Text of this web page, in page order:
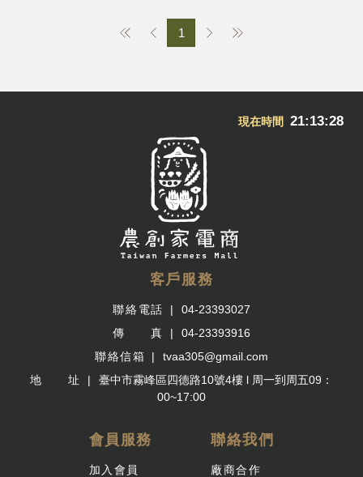
1
現在時間 21:13:29
客戶服務
聯絡電話
04-23393027
傳 真
04-23393916
聯絡信箱
tvaa305@gmail.com
地 址
臺中市霧峰區四德路10號4樓 l 周一到周五09：
00~17:00
會員服務
加入會員
聯絡我們
廠商合作